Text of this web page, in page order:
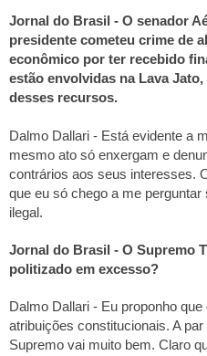
Jornal do Brasil - O senador
presidente cometeu crime de
econômico por ter recebido
estão envolvidas na Lava
desses recursos.
Dalmo Dallari - Está evidente a
mesmo ato só enxergam e
contrários aos seus interesses.
que eu só chego a me
ilegal.
Jornal do Brasil - O Supremo
politizado em excesso?
Dalmo Dallari - Eu proponho
atribuições constitucionais. A
Supremo vai muito bem. Claro